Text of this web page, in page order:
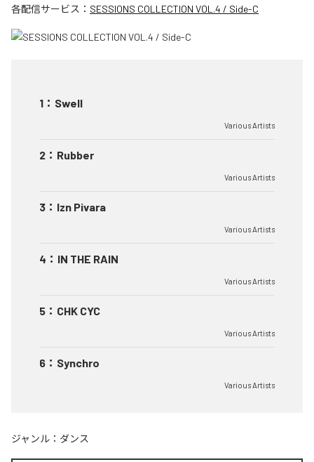
各配信サービス： SESSIONS COLLECTION VOL.4 / Side-C
1 ： Swell
Various Artists
2 ： Rubber
Various Artists
3 ： Izn Pivara
Various Artists
4 ： IN THE RAIN
Various Artists
5 ： CHK CYC
Various Artists
6 ： Synchro
Various Artists
ジャンル： ダンス